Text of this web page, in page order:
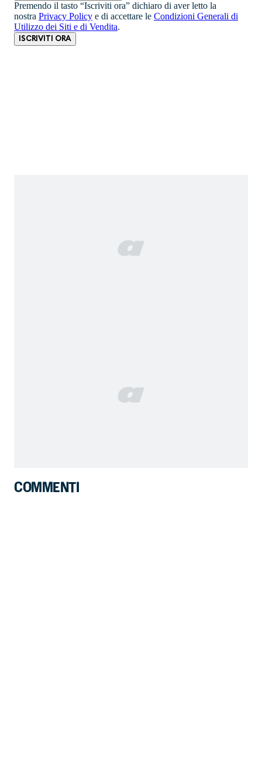
Premendo il tasto “Iscriviti ora” dichiaro di aver letto la
nostra Privacy Policy e di accettare le Condizioni Generali di
Utilizzo dei Siti e di Vendita.
ISCRIVITI ORA
COMMENTI